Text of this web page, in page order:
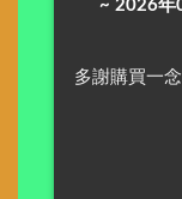
~ 2026年
多謝購買一